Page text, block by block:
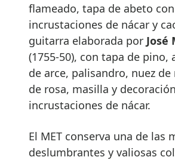
flameado, tapa de abeto con
incrustaciones de nácar y
guitarra elaborada por José
(1755-50), con tapa de pino,
de arce, palisandro, nuez
de rosa, masilla y
incrustaciones de nácar.
El MET conserva una de las
deslumbrantes y valiosas